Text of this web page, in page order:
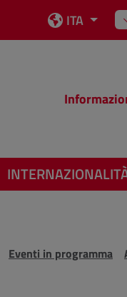
ITA
Eventi in programma